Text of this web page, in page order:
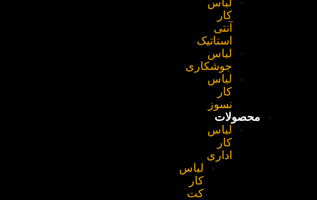
لباس
کار
آنتی
استاتیک
لباس
جوشکاری
لباس
کار
نسوز
محصولات
لباس
کار
اداری
لباس
کار
کت